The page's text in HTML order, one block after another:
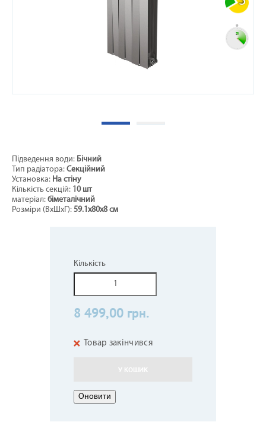
Підведення води: Бічний
Тип радіатора: Секційний
Установка: На стіну
Кількість секцій: 10 шт
матеріал: біметалічний
Розміри (ВxШхГ): 59.1х80х8 см
Кількість
8 499,00 грн.
Товар закінчився
У КОШИК